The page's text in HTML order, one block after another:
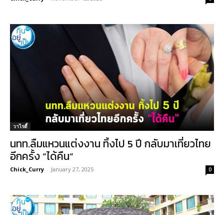
วาไรตี้
นทท.ลืมแหวนแต่งงาน ทิ้งไป 5 ปี กลับมาเที่ยวไทย
อีกครั้ง “ได้คืน”
Chick_Curry - January 27, 2025 0